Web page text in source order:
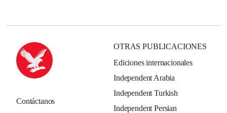
Contáctanos
OTRAS PUBLICACIONES
Ediciones internacionales
Independent Arabia
Independent Turkish
Independent Persian